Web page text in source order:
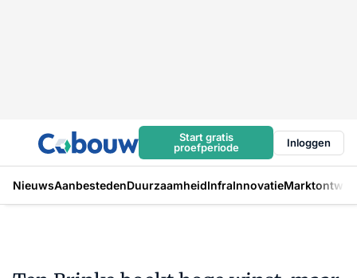
Start gratis
proefperiode
Inloggen
NieuwsAanbestedenDuurzaamheidInfraInnovatie